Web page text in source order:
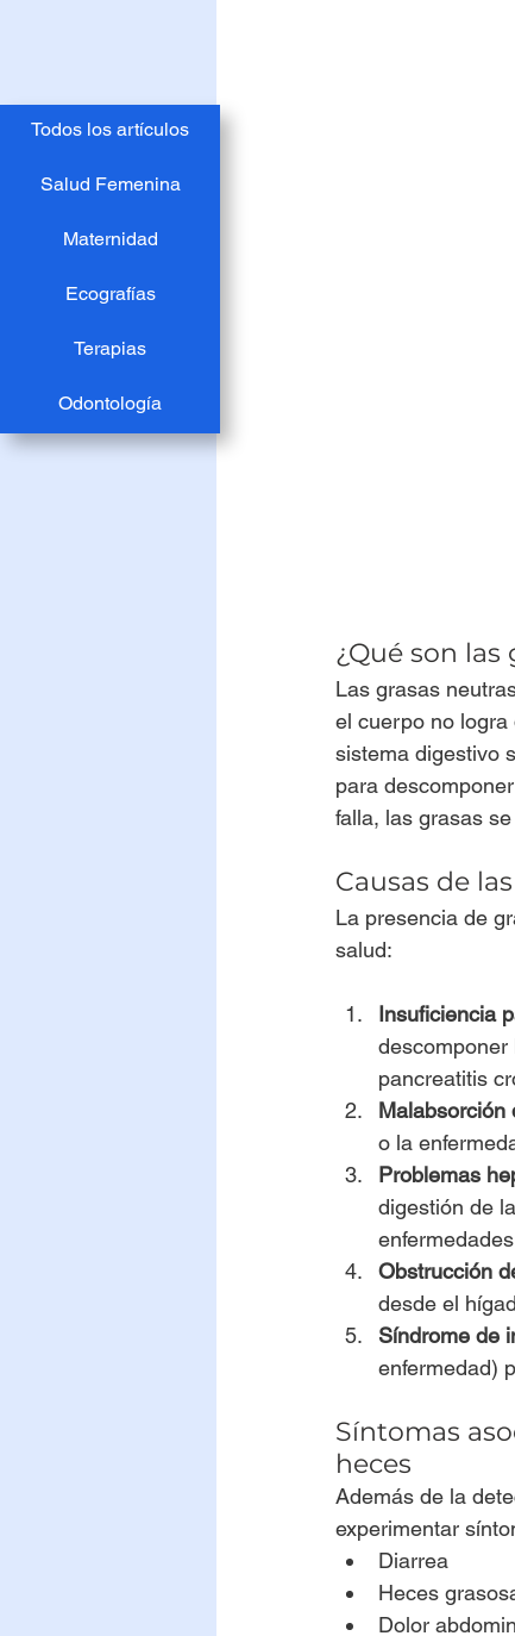
¿Qué son las
Las grasas
el cuerpo no logra
sistema digestivo
para
falla, las grasas
Causas de
La presencia de
salud:
Insuficiencia
descomponer
pancreatitis
Malabsorción
o la
Problemas
digestión de
Obstrucción
desde el
Síndrome de
enfermedad)
Síntomas
heces
Además de la
experimentar
Diarrea
Heces
Dolor
Todos los artículos
Salud Femenina
Maternidad
Ecografías
Terapias
Odontología